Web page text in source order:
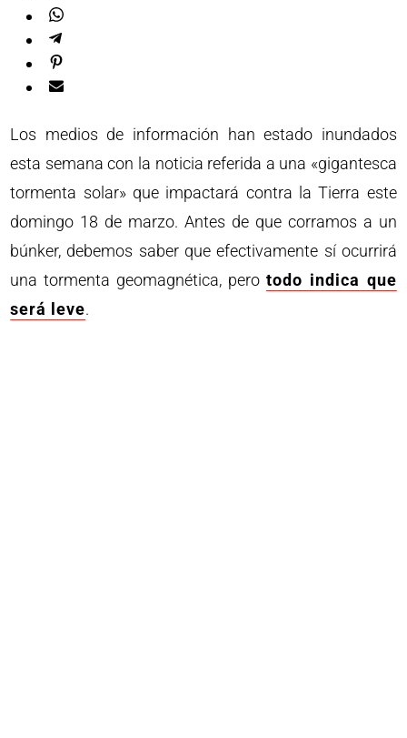
Los medios de información han estado inundados
esta semana con la noticia referida a una «gigantesca
tormenta solar» que impactará contra la Tierra este
domingo 18 de marzo. Antes de que corramos a un
búnker, debemos saber que efectivamente sí ocurrirá
una tormenta geomagnética, pero todo indica que
será leve.